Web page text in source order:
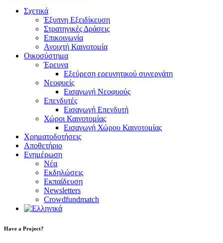
Σχετικά
Έξυπνη Εξειδίκευση
Στρατηγικές Δράσεις
Επικοινωνία
Ανοιχτή Καινοτομία
Οικοσύστημα
Έρευνα
Εξεύρεση ερευνητικού συνεργάτη
Νεοφυείς
Εισαγωγή Νεοφυούς
Επενδυτές
Εισαγωγή Επενδυτή
Χώροι Καινοτομίας
Εισαγωγή Χώρου Καινοτομίας
Χρηματοδοτήσεις
Αποθετήριο
Ενημέρωση
Νέα
Εκδηλώσεις
Εκπαίδευση
Newsletters
Crowdfundmatch
facebook-
linkedin
twitter-
Have a Project?